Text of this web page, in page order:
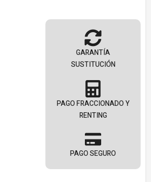
GARANTÍA
SUSTITUCIÓN
PAGO FRACCIONADO Y
RENTING
PAGO SEGURO